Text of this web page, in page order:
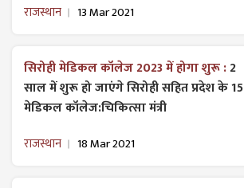
राजस्थान 13 Mar 2021
सिरोही मेडिकल कॉलेज 2023 में होगा शुरू :2
साल में शुरू हो जाएंगे सिरोही सहित प्रदेश के 15
मेडिकल कॉलेज:चिकित्सा मंत्री
राजस्थान 18 Mar 2021